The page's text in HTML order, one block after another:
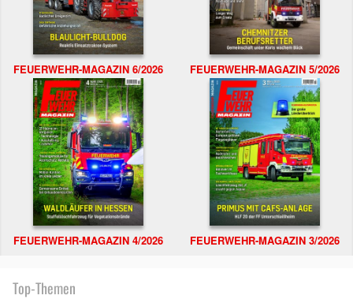
FEUERWEHR-MAGAZIN 6/2026 FEUERWEHR-MAGAZIN 5/2026
FEUERWEHR-MAGAZIN 4/2026 FEUERWEHR-MAGAZIN 3/2026
Top-Themen